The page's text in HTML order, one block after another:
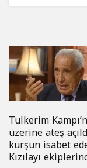
Tulkerim
üzerine ateş
kurşun isabet
Kızılayı